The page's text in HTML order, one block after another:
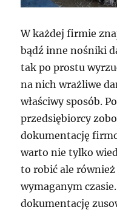
W każdej firmie
bądź inne nośniki
tak po prostu
na nich wrażliwe
właściwy sposób.
przedsiębiorcy
dokumentację
warto nie tylko
to robić ale
wymaganym
dokumentację